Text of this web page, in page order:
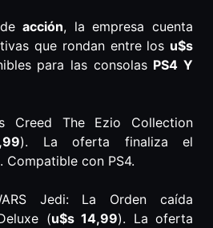
deacción, la empresa cuenta
que rondan entre los u$s
para las consolas PS4 Y
Creed The Ezio Collection
). La oferta finaliza el
Compatible con PS4.
Jedi: La Orden caída
(u$s 14,99). La oferta